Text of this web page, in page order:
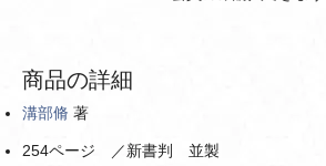
商品の詳細
溝部脩 著
254ページ ／新書判 並製